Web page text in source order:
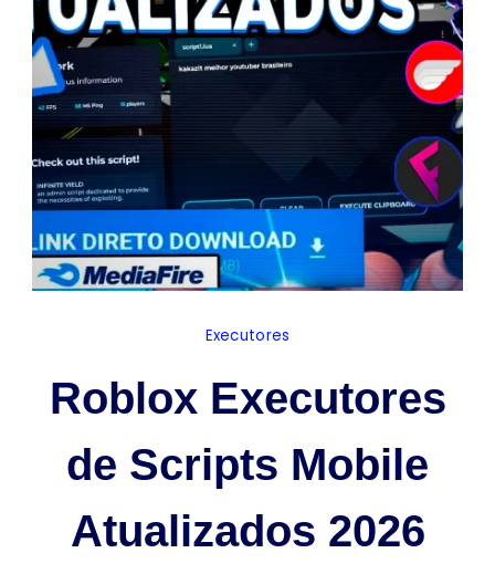
Executores
Roblox Executores
de Scripts Mobile
Atualizados 2026